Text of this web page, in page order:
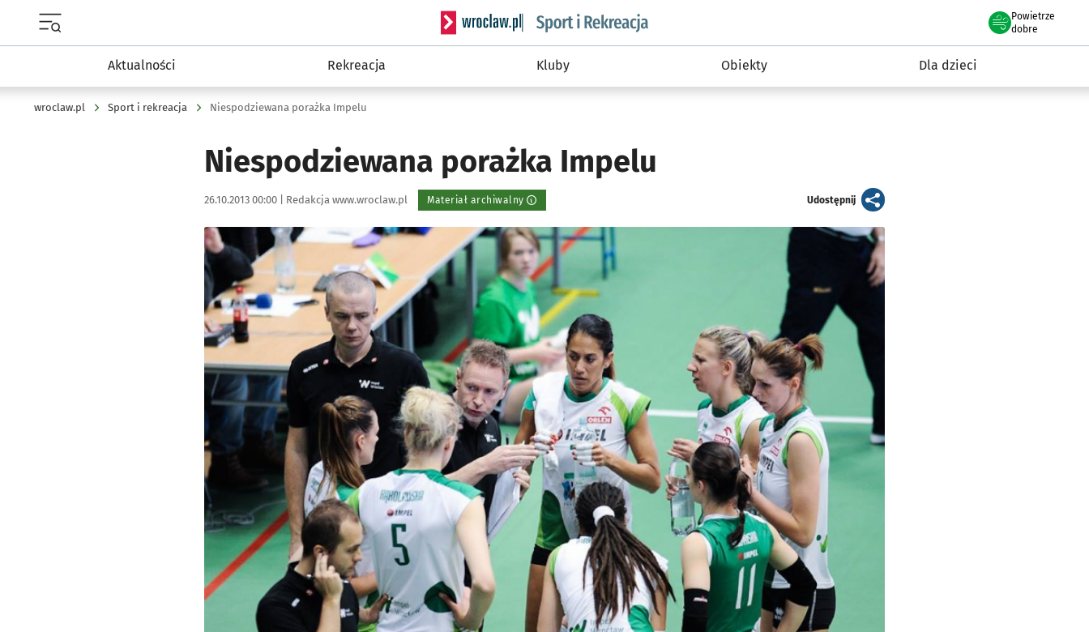
Serwis informacyjny wroclaw.pl podserwis: Sport i rekreacja
Powietrze
we Wrocławiu
dobre
Aktualności Rekreacja Kluby Obiekty Dla dzieci
wroclaw.pl Sport i rekreacja Niespodziewana porażka Impelu
Niespodziewana porażka Impelu
Data publikacji:
26.10.2013 00:00 | Autor:
Redakcja www.wroclaw.pl Materiał archiwalny Udostępnijartykuł
Kliknij, aby powiększyć